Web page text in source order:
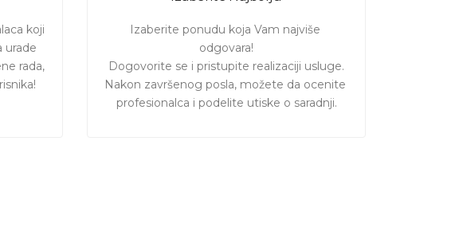
koji
urade
rada,
Izaberite ponudu koja Vam najviše
odgovara!
Dogovorite se i pristupite realizaciji usluge.
Nakon završenog posla, možete da ocenite
profesionalca i podelite utiske o saradnji.